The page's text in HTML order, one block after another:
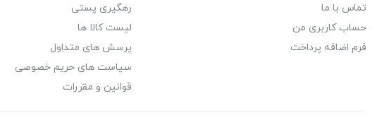
تماس با ما
حساب کاربری من
فرم اضافه پرداخت
رهگیری پستی
لیست کالا ها
پرسش های متداول
سیاست های حریم خصوصی
قوانین و مقررات